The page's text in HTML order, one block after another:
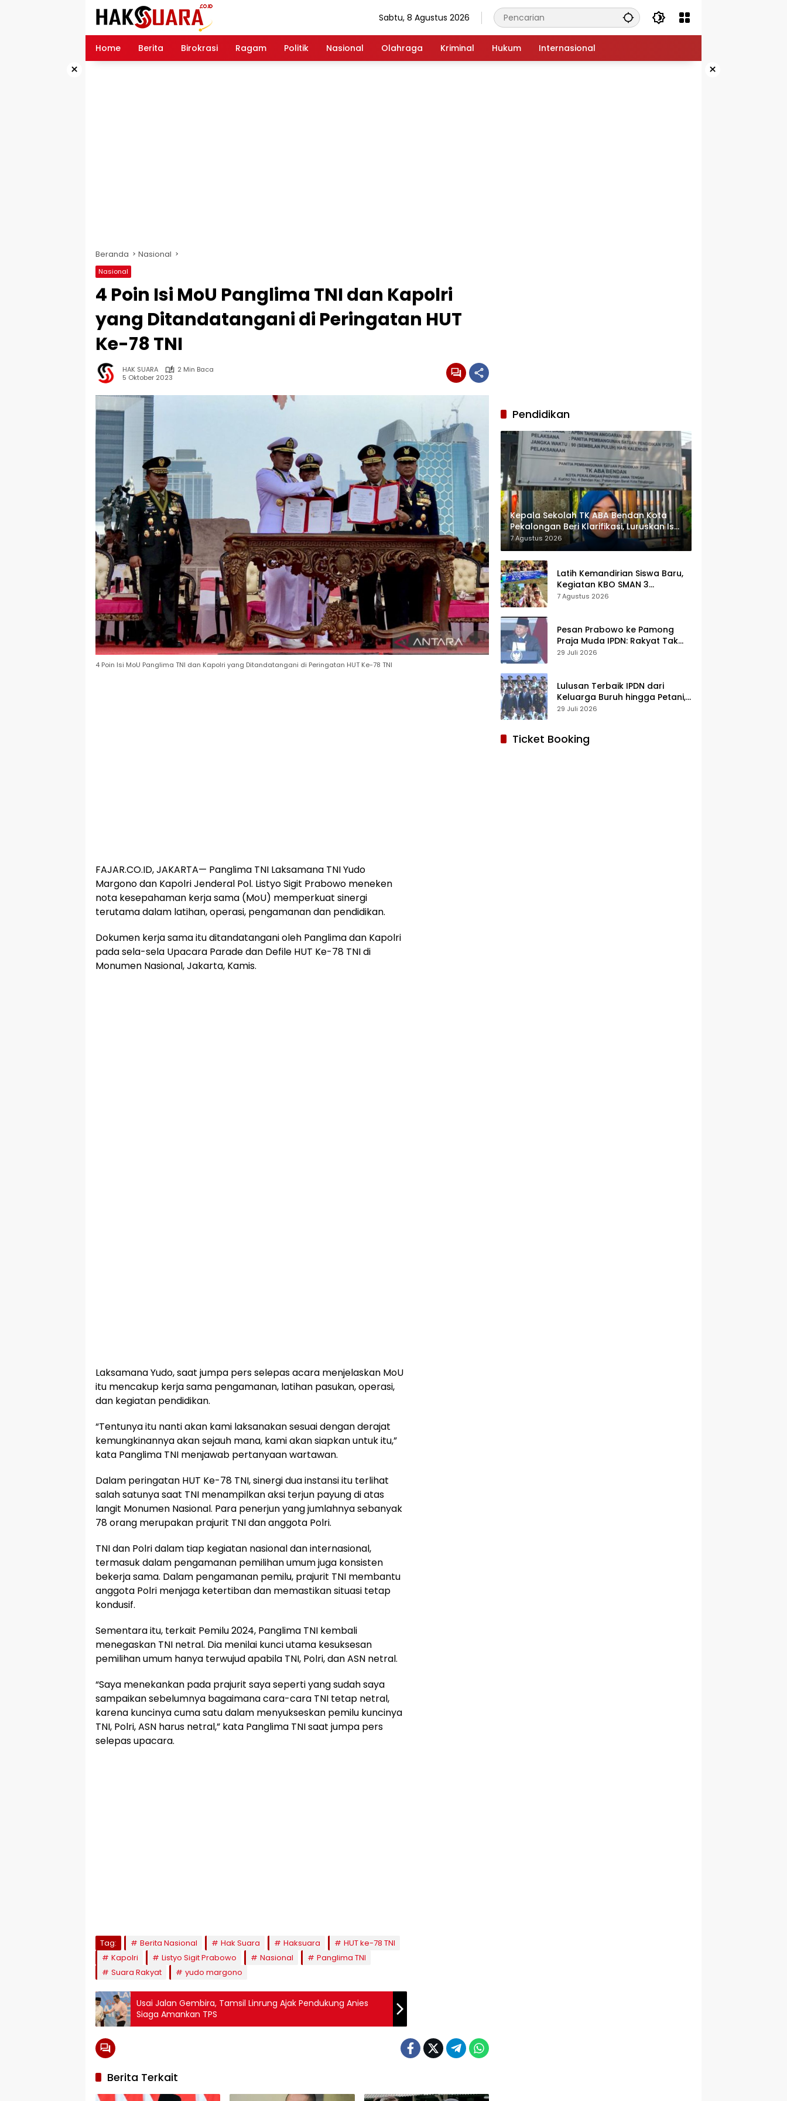
Sabtu, 8 Agustus 2026
Home Berita Birokrasi Ragam Politik Nasional Olahraga Kriminal Hukum Internasional
× ×
Beranda Nasional
Nasional
4 Poin Isi MoU Panglima TNI dan Kapolri
yang Ditandatangani di Peringatan HUT
Ke-78 TNI
HAK SUARA
2 Min Baca
5 Oktober 2023
4 Poin Isi MoU Panglima TNI dan Kapolri yang Ditandatangani di Peringatan HUT Ke-78 TNI
FAJAR.CO.ID, JAKARTA— Panglima TNI Laksamana TNI Yudo
Margono dan Kapolri Jenderal Pol. Listyo Sigit Prabowo meneken
nota kesepahaman kerja sama (MoU) memperkuat sinergi
terutama dalam latihan, operasi, pengamanan dan pendidikan.
Dokumen kerja sama itu ditandatangani oleh Panglima dan Kapolri
pada sela-sela Upacara Parade dan Defile HUT Ke-78 TNI di
Monumen Nasional, Jakarta, Kamis.
Laksamana Yudo, saat jumpa pers selepas acara menjelaskan MoU
itu mencakup kerja sama pengamanan, latihan pasukan, operasi,
dan kegiatan pendidikan.
“Tentunya itu nanti akan kami laksanakan sesuai dengan derajat
kemungkinannya akan sejauh mana, kami akan siapkan untuk itu,”
kata Panglima TNI menjawab pertanyaan wartawan.
Dalam peringatan HUT Ke-78 TNI, sinergi dua instansi itu terlihat
salah satunya saat TNI menampilkan aksi terjun payung di atas
langit Monumen Nasional. Para penerjun yang jumlahnya sebanyak
78 orang merupakan prajurit TNI dan anggota Polri.
TNI dan Polri dalam tiap kegiatan nasional dan internasional,
termasuk dalam pengamanan pemilihan umum juga konsisten
bekerja sama. Dalam pengamanan pemilu, prajurit TNI membantu
anggota Polri menjaga ketertiban dan memastikan situasi tetap
kondusif.
Sementara itu, terkait Pemilu 2024, Panglima TNI kembali
menegaskan TNI netral. Dia menilai kunci utama kesuksesan
pemilihan umum hanya terwujud apabila TNI, Polri, dan ASN netral.
“Saya menekankan pada prajurit saya seperti yang sudah saya
sampaikan sebelumnya bagaimana cara-cara TNI tetap netral,
karena kuncinya cuma satu dalam menyukseskan pemilu kuncinya
TNI, Polri, ASN harus netral,” kata Panglima TNI saat jumpa pers
selepas upacara.
Tag: Berita Nasional Hak Suara Haksuara
HUT ke-78 TNI
Kapolri
Listyo Sigit Prabowo Nasional
Panglima TNI
Suara Rakyat
yudo margono
Usai Jalan Gembira, Tamsil Linrung Ajak Pendukung Anies
Siaga Amankan TPS
Berita Terkait
Pendidikan
Kepala Sekolah TK ABA Bendan Kota
Pekalongan Beri Klarifikasi, Luruskan Isu
Proyek Revitalisasi
7 Agustus 2026
Latih Kemandirian Siswa Baru,
Kegiatan KBO SMAN 3
Pekalongan Mendapat
7 Agustus 2026
Pesan Prabowo ke Pamong
Praja Muda IPDN: Rakyat Tak
Butuh Birokrasi Berbelit
29 Juli 2026
Lulusan Terbaik IPDN dari
Keluarga Buruh hingga Petani,
Prabowo: Membanggakan Hati
29 Juli 2026
Ticket Booking